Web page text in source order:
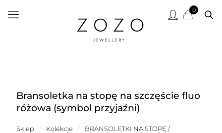
0
Bransoletka na stopę na szczęście fluo
różowa (symbol przyjaźni)
Sklep / Kolekcje /
BRANSOLETKI NA STOPĘ /